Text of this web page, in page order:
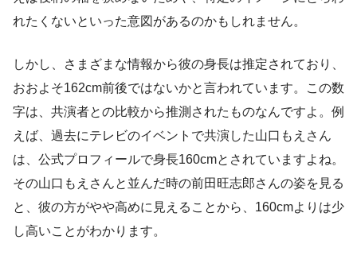
れたくないといった意図があるのかもしれません。
しかし、さまざまな情報から彼の身長は推定されており、
おおよそ162cm前後ではないかと言われています。この数
字は、共演者との比較から推測されたものなんですよ。例
えば、過去にテレビのイベントで共演した山口もえさん
は、公式プロフィールで身長160cmとされていますよね。
その山口もえさんと並んだ時の前田旺志郎さんの姿を見る
と、彼の方がやや高めに見えることから、160cmよりは少
し高いことがわかります。